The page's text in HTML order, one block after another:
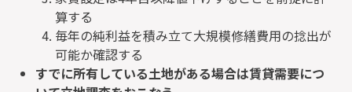
算する
毎年の純利益を積み立て大規模修繕費用の捻出が
可能か確認する
すでに所有している土地がある場合は賃貸需要につ